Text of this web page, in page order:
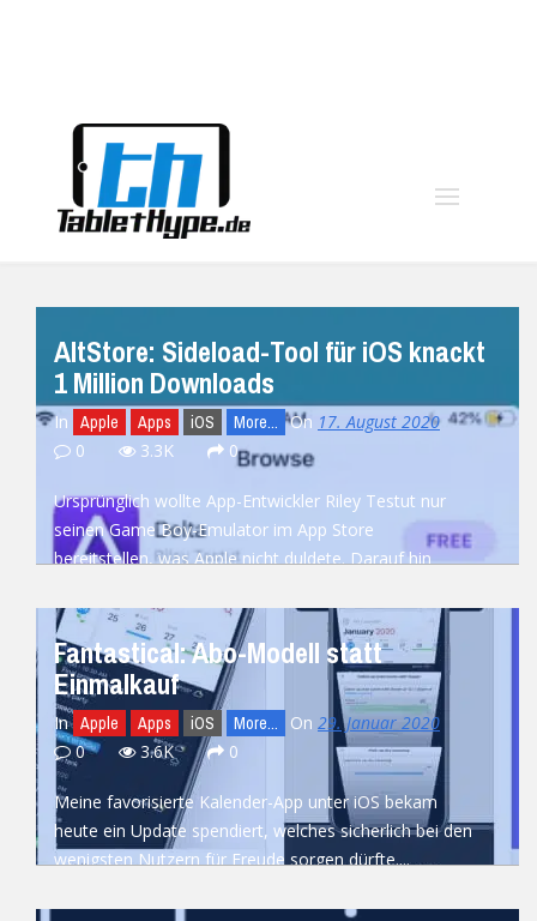
AltStore: Sideload-Tool für iOS knackt
1 Million Downloads
In Apple Apps iOS More... On 17. August 2020
0
3.3K 0
Ursprünglich wollte App-Entwickler Riley Testut nur
seinen Game Boy-Emulator im App Store
bereitstellen, was Apple nicht duldete. Darauf hin
READ MORE
Fantastical: Abo-Modell statt
Einmalkauf
In Apple Apps iOS More... On 29. Januar 2020
0
3.6K 0
Meine favorisierte Kalender-App unter iOS bekam
heute ein Update spendiert, welches sicherlich bei den
wenigsten Nutzern für Freude sorgen dürfte....